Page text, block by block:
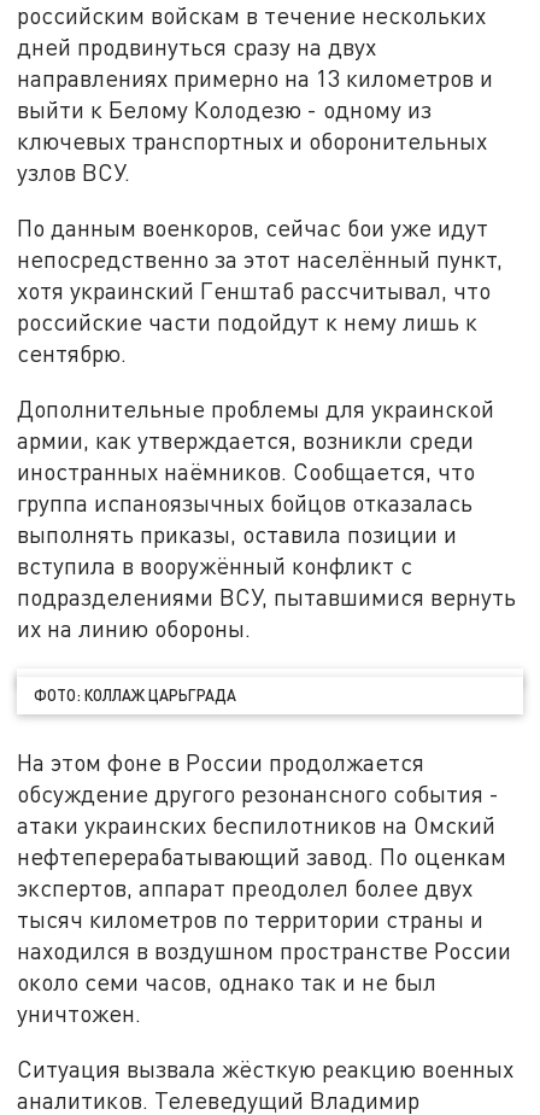
российским войскам в течение нескольких
дней продвинуться сразу на двух
направлениях примерно на 13 километров и
выйти к Белому Колодезю - одному из
ключевых транспортных и оборонительных
узлов ВСУ.
По данным военкоров, сейчас бои уже идут
непосредственно за этот населённый пункт,
хотя украинский Генштаб рассчитывал, что
российские части подойдут к нему лишь к
сентябрю.
Дополнительные проблемы для украинской
армии, как утверждается, возникли среди
иностранных наёмников. Сообщается, что
группа испаноязычных бойцов отказалась
выполнять приказы, оставила позиции и
вступила в вооружённый конфликт с
подразделениями ВСУ, пытавшимися вернуть
их на линию обороны.
ФОТО: КОЛЛАЖ ЦАРЬГРАДА
На этом фоне в России продолжается
обсуждение другого резонансного события -
атаки украинских беспилотников на Омский
нефтеперерабатывающий завод. По оценкам
экспертов, аппарат преодолел более двух
тысяч километров по территории страны и
находился в воздушном пространстве России
около семи часов, однако так и не был
уничтожен.
Ситуация вызвала жёсткую реакцию военных
аналитиков. Телеведущий Владимир